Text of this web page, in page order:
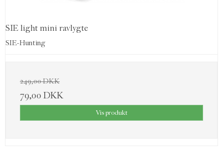
SIE light mini ravlygte
SIE-Hunting
249,00 DKK
79,00 DKK
Vis produkt